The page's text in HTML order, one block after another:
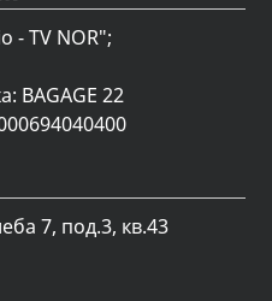
- TV NOR";
BAGAGE 22
7, под.3, кв.43